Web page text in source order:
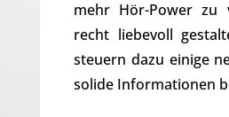
mehr Hör-Power zu
recht liebevoll
steuern dazu einige
solide Informationen